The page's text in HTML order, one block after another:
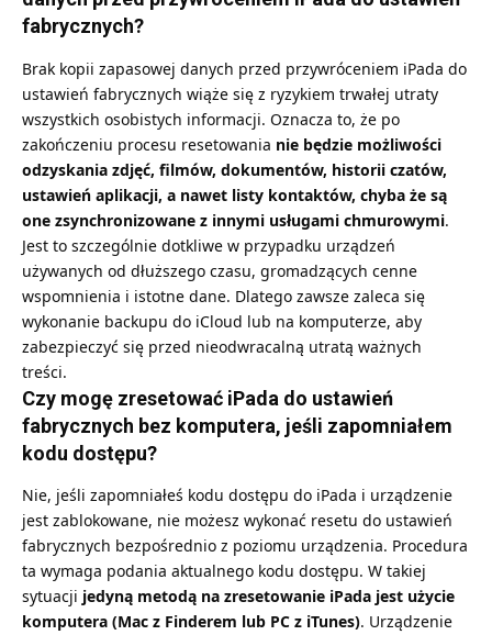
fabrycznych?
Brak kopii zapasowej danych przed przywróceniem iPada do
ustawień fabrycznych wiąże się z ryzykiem trwałej utraty
wszystkich osobistych informacji. Oznacza to, że po
zakończeniu procesu resetowania nie będzie możliwości
odzyskania zdjęć, filmów, dokumentów, historii czatów,
ustawień aplikacji, a nawet listy kontaktów, chyba że są
one zsynchronizowane z innymi usługami chmurowymi.
Jest to szczególnie dotkliwe w przypadku urządzeń
używanych od dłuższego czasu, gromadzących cenne
wspomnienia i istotne dane. Dlatego zawsze zaleca się
wykonanie backupu do iCloud lub na komputerze, aby
zabezpieczyć się przed nieodwracalną utratą ważnych
treści.
Czy mogę zresetować iPada do ustawień
fabrycznych bez komputera, jeśli zapomniałem
kodu dostępu?
Nie, jeśli zapomniałeś kodu dostępu do iPada i urządzenie
jest zablokowane, nie możesz wykonać resetu do ustawień
fabrycznych bezpośrednio z poziomu urządzenia. Procedura
ta wymaga podania aktualnego kodu dostępu. W takiej
sytuacji jedyną metodą na zresetowanie iPada jest użycie
komputera (Mac z Finderem lub PC z iTunes). Urządzenie